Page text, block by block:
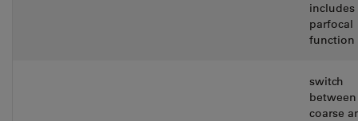
includes
parfocal
function
switch
between
coarse